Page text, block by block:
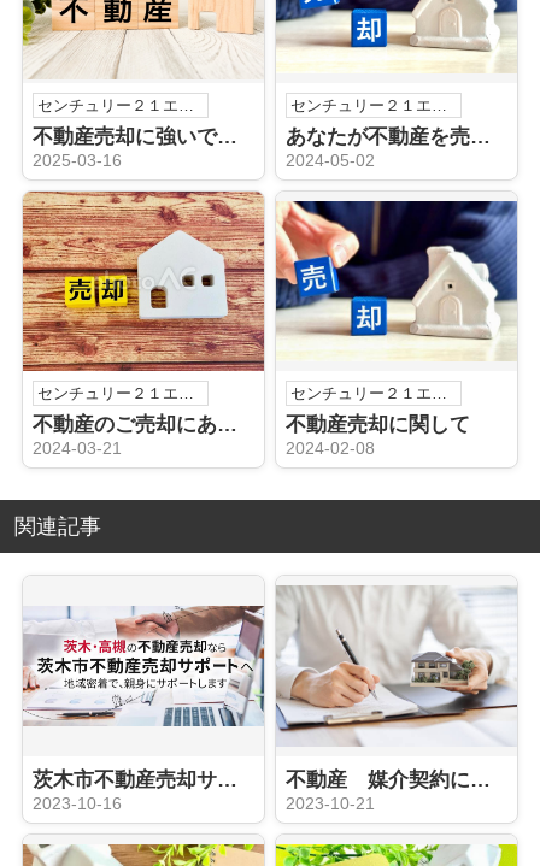
センチュリー２１エステートSHINの浅利祐作です！
不動産売却に強いです！
2025-03-16
センチュリー２１エステートSHINの浅利祐作です！
あなたが不動産を売却する理由
2024-05-02
センチュリー２１エステートSHINの浅利祐作です！
不動産のご売却にあたって
2024-03-21
センチュリー２１エステートSHINの浅利祐作です！
不動産売却に関して
2024-02-08
関連記事
茨木市不動産売却サポートについて
2023-10-16
不動産 媒介契約に関して（専属専任媒介契約）
2023-10-21